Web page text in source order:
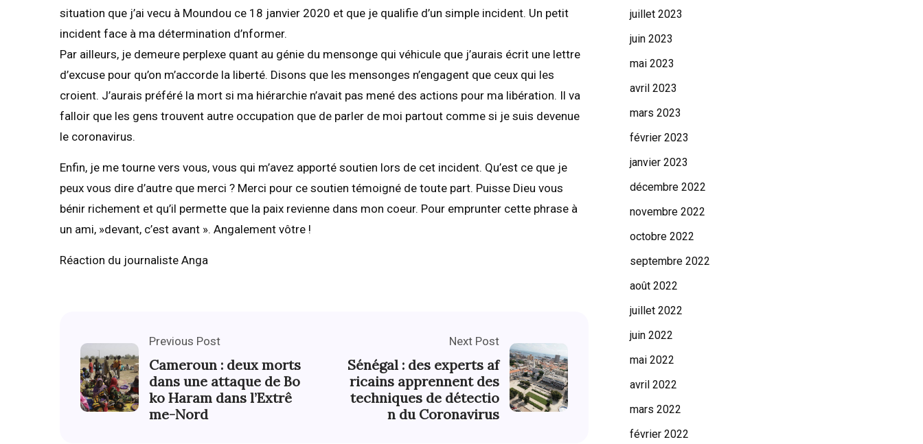
situation que j’ai vecu à Moundou ce 18 janvier 2020 et que je qualifie d’un simple incident. Un petit
incident face à ma détermination d’nformer.
Par ailleurs, je demeure perplexe quant au génie du mensonge qui véhicule que j’aurais écrit une lettre
d’excuse pour qu’on m’accorde la liberté. Disons que les mensonges n’engagent que ceux qui les
croient. J’aurais préféré la mort si ma hiérarchie n’avait pas mené des actions pour ma libération. Il va
falloir que les gens trouvent autre occupation que de parler de moi partout comme si je suis devenue
le coronavirus.
Enfin, je me tourne vers vous, vous qui m’avez apporté soutien lors de cet incident. Qu’est ce que je
peux vous dire d’autre que merci ? Merci pour ce soutien témoigné de toute part. Puisse Dieu vous
bénir richement et qu’il permette que la paix revienne dans mon coeur. Pour emprunter cette phrase à
un ami, »devant, c’est avant ». Angalement vôtre !
Réaction du journaliste Anga
Previous Post
Cameroun : deux morts
dans une attaque de Bo
ko Haram dans l’Extrê
me-Nord
Next Post
Sénégal : des experts af
ricains apprennent des
techniques de détectio
n du Coronavirus
juillet 2023
juin 2023
mai 2023
avril 2023
mars 2023
février 2023
janvier 2023
décembre 2022
novembre 2022
octobre 2022
septembre 2022
août 2022
juillet 2022
juin 2022
mai 2022
avril 2022
mars 2022
février 2022